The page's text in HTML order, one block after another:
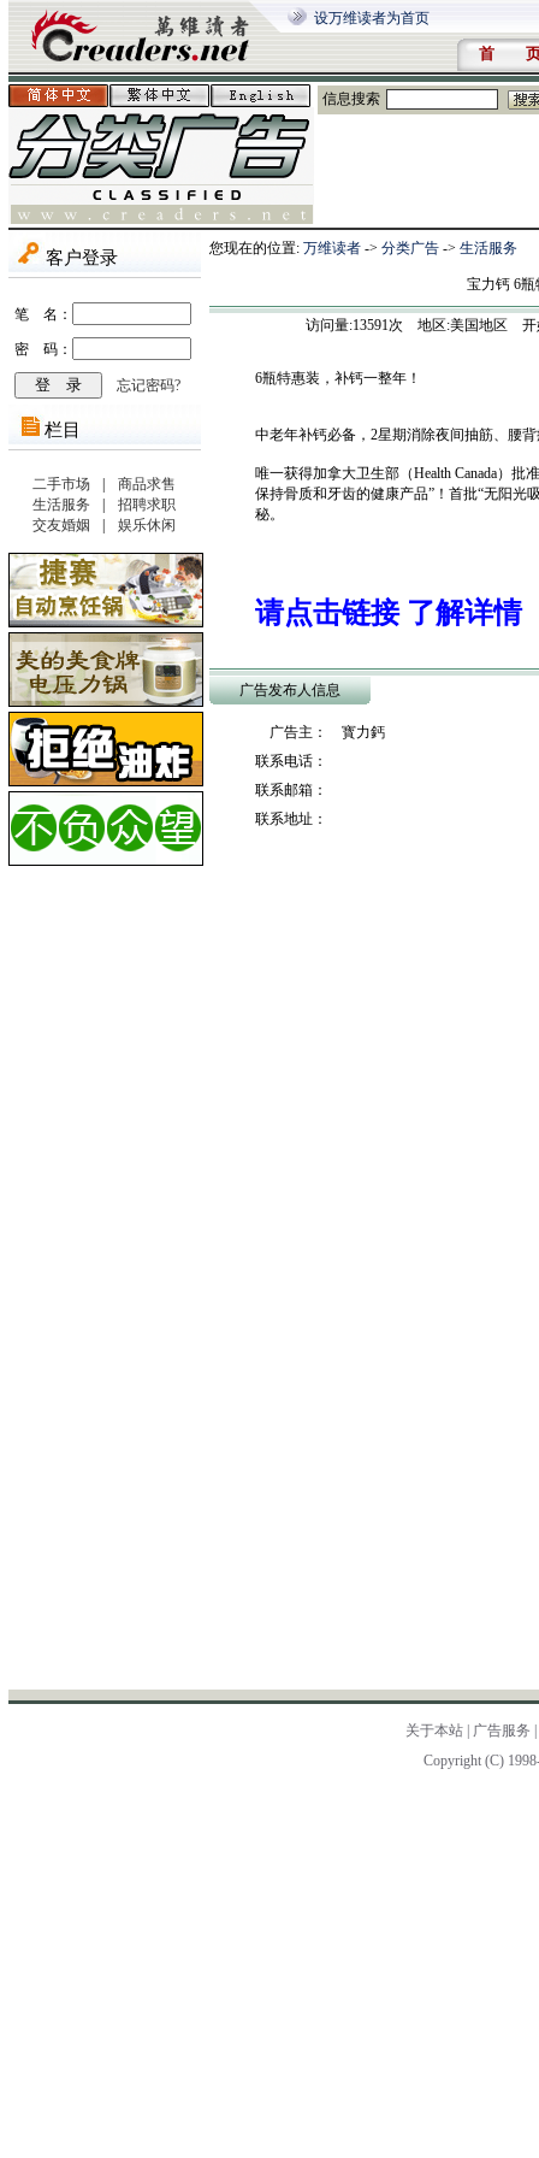
设万维读者为首页
首
信息搜索
您现在的位置: 万维读者 -> 分类广告 -> 生活服务
宝力钙 6瓶
访问量:13591次 地区:美国地区 开始
6瓶特惠装，补钙一整年！
中老年补钙必备，2星期消除夜间抽筋、腰
唯一获得加拿大卫生部（Health Canada）
保持骨质和牙齿的健康产品”！首批“无阳光
秘。
请点击链接 了解详情
广告发布人信息
广告主： 寳力鈣
联系电话：
联系邮箱：
联系地址：
关于本站 广告服务
Copyright (C)